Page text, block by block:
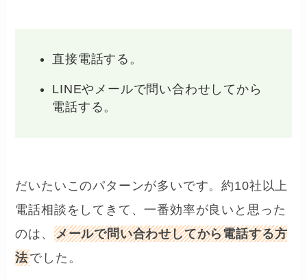
直接電話する。
LINEやメールで問い合わせしてから
電話する。
だいたいこのパターンが多いです。約10社以上
電話相談をしてきて、一番効率が良いと思った
のは、 メールで問い合わせしてから電話する方
法でした。